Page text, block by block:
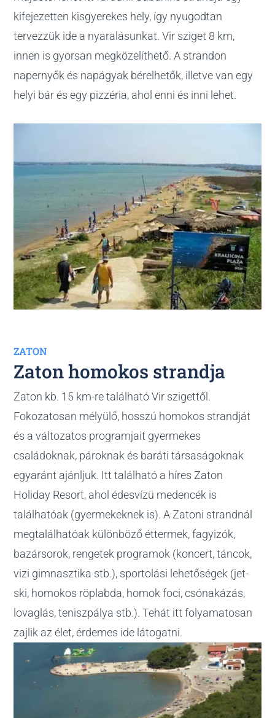
kifejezetten kisgyerekes hely, így nyugodtan
tervezzük ide a nyaralásunkat. Vir sziget 8 km,
innen is gyorsan megközelíthető. A strandon
napernyők és napágyak bérelhetők, illetve van egy
helyi bár és egy pizzéria, ahol enni és inni lehet.
ZATON
Zaton homokos strandja
Zaton kb. 15 km-re található Vir szigettől.
Fokozatosan mélyülő, hosszú homokos strandját
és a változatos programjait gyermekes
családoknak, pároknak és baráti társaságoknak
egyaránt ajánljuk. Itt található a híres Zaton
Holiday Resort, ahol édesvízü medencék is
találhatóak (gyermekeknek is). A Zatoni strandnál
megtalálhatóak különböző éttermek, fagyizók,
bazársorok, rengetek programok (koncert, táncok,
vizi gimnasztika stb.), sportolási lehetőségek (jet-
ski, homokos röplabda, homok foci, csónakázás,
lovaglás, teniszpálya stb.). Tehát itt folyamatosan
zajlik az élet, érdemes ide látogatni.